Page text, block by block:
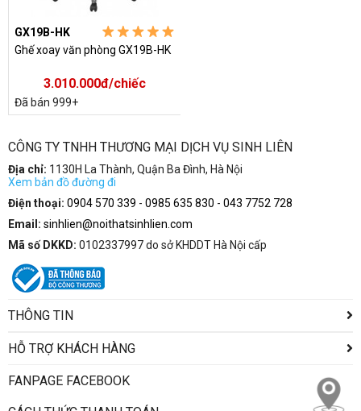
GX19B-HK
Ghế xoay văn phòng GX19B-HK
3.010.000đ/chiếc
Đã bán 999+
CÔNG TY TNHH THƯƠNG MẠI DỊCH VỤ SINH LIÊN
Địa chỉ: 1130H La Thành, Quận Ba Đình, Hà Nội
Xem bản đồ đường đi
Điện thoại: 0904 570 339 - 0985 635 830 - 043 7752 728
Email: sinhlien@noithatsinhlien.com
Mã số DKKD: 0102337997 do sở KHDDT Hà Nội cấp
THÔNG TIN
HỖ TRỢ KHÁCH HÀNG
FANPAGE FACEBOOK